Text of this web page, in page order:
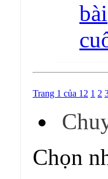
Trang 1 của 12 1 2
Chọn